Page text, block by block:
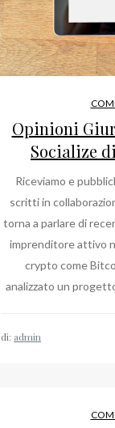
Opinioni
Socialize
Riceviamo e
scritti in
torna a parlare di
imprenditore attivo
crypto come
analizzato un
di: admin